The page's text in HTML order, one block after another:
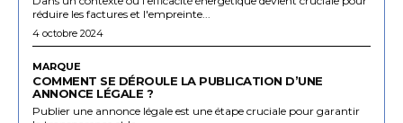
réduire les factures et l'empreinte...
4 octobre 2024
MARQUE
COMMENT SE DÉROULE LA PUBLICATION D’UNE
ANNONCE LÉGALE ?
Publier une annonce légale est une étape cruciale pour garantir